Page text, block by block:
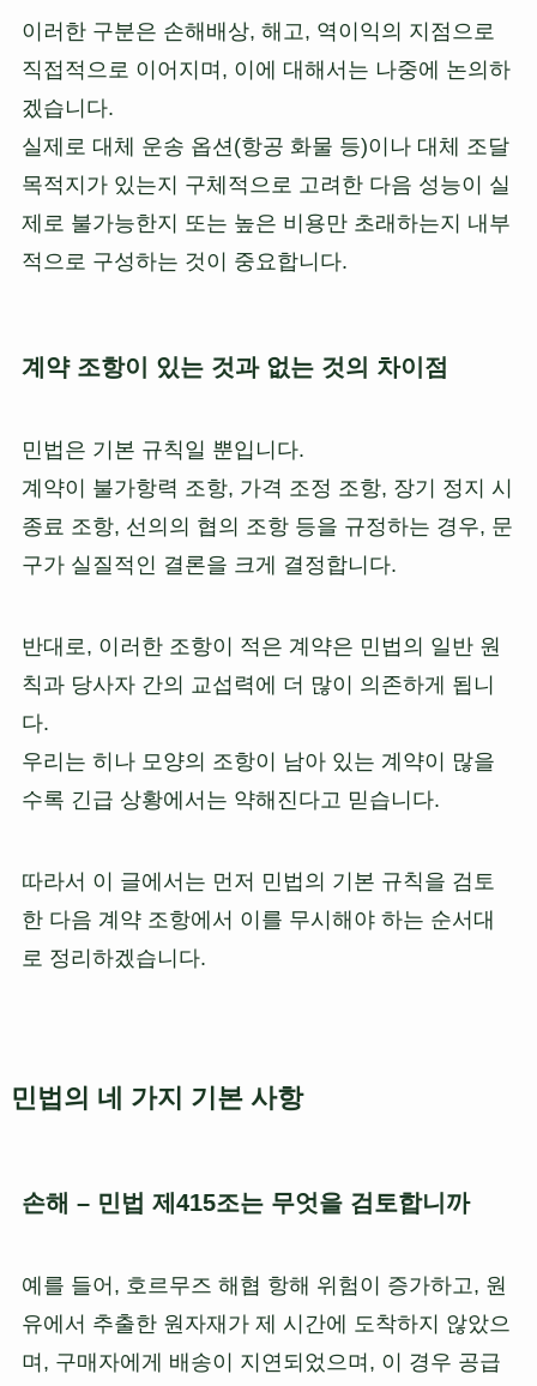
이러한 구분은 손해배상, 해고, 역이익의 지점으로
직접적으로 이어지며, 이에 대해서는 나중에 논의하
겠습니다.
실제로 대체 운송 옵션(항공 화물 등)이나 대체 조달
목적지가 있는지 구체적으로 고려한 다음 성능이 실
제로 불가능한지 또는 높은 비용만 초래하는지 내부
적으로 구성하는 것이 중요합니다.
계약 조항이 있는 것과 없는 것의 차이점
민법은 기본 규칙일 뿐입니다.
계약이 불가항력 조항, 가격 조정 조항, 장기 정지 시
종료 조항, 선의의 협의 조항 등을 규정하는 경우, 문
구가 실질적인 결론을 크게 결정합니다.
반대로, 이러한 조항이 적은 계약은 민법의 일반 원
칙과 당사자 간의 교섭력에 더 많이 의존하게 됩니
다.
우리는 히나 모양의 조항이 남아 있는 계약이 많을
수록 긴급 상황에서는 약해진다고 믿습니다.
따라서 이 글에서는 먼저 민법의 기본 규칙을 검토
한 다음 계약 조항에서 이를 무시해야 하는 순서대
로 정리하겠습니다.
민법의 네 가지 기본 사항
손해 – 민법 제415조는 무엇을 검토합니까
예를 들어, 호르무즈 해협 항해 위험이 증가하고, 원
유에서 추출한 원자재가 제 시간에 도착하지 않았으
며, 구매자에게 배송이 지연되었으며, 이 경우 공급